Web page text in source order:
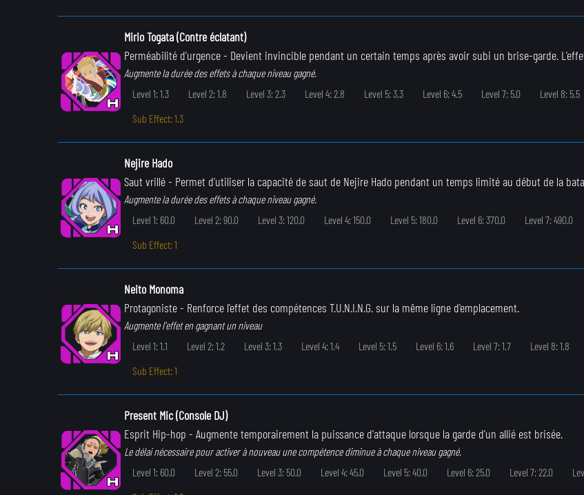
Mirio Togata (Contre éclatant)
Perméabilité d'urgence- Devient invincible pendant un certain temps après avoir subi un brise-garde.
Augmente la durée des effets à chaque niveau gagné.
Level 1: 1.3
Level 2: 1.8 Level 3: 2.3 Level 4: 2.8 Level 5: 3.3 Level 6: 4.5 Level 7: 5.0 Level 8: 5.5
Sub Effect: 1.3
Nejire Hado
Saut vrillé- Permet d'utiliser la capacité de saut de Nejire Hado pendant un temps limité au début de la
Augmente la durée des effets à chaque niveau gagné.
Level 1: 60.0
Level 2: 90.0 Level 3: 120.0 Level 4: 150.0 Level 5: 180.0 Level 6: 370.0 Level 7: 490.0
Sub Effect: 1
Neito Monoma
Protagoniste- Renforce l'effet des compétences T.U.N.I.N.G. sur la même ligne d'emplacement.
Augmente l'effet en gagnant un niveau
Level 1: 1.1
Level 2: 1.2 Level 3: 1.3 Level 4: 1.4 Level 5: 1.5 Level 6: 1.6 Level 7: 1.7 Level 8: 1.8
Sub Effect: 1
Present Mic (Console DJ)
Esprit Hip-hop - Augmente temporairement la puissance d'attaque lorsque la garde d'un allié est brisée.
Le délai nécessaire pour activer à nouveau une compétence diminue à chaque niveau gagné.
Level 1: 60.0
Level 2: 55.0 Level 3: 50.0 Level 4: 45.0 Level 5: 40.0 Level 6: 25.0 Level 7: 22.0